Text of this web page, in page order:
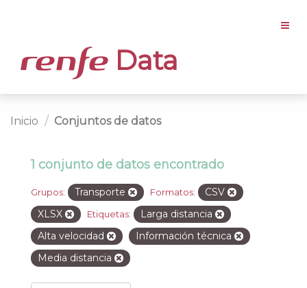
Data
Inicio Conjuntos de datos
1 conjunto de datos encontrado
Grupos: Transporte Formatos:
CSV
XLSX
Etiquetas:
Larga distancia
Alta velocidad
Información técnica
Media distancia